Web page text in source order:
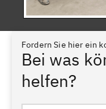
Fordern Sie hier ein
Bei was
helfen?